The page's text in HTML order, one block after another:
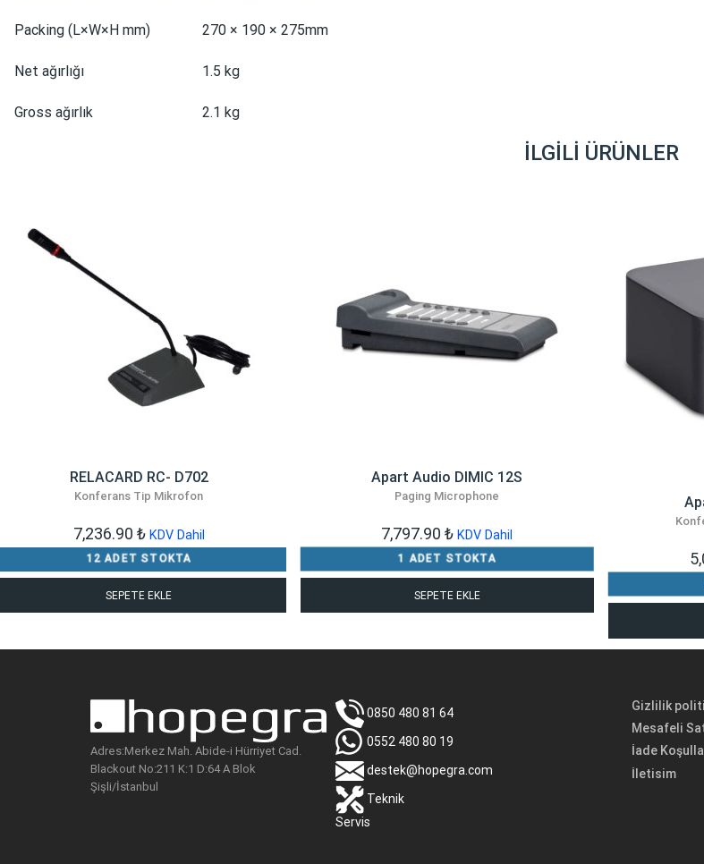
Packing (L×W×H mm) 270 × 190 × 275mm
Net ağırlığı 1.5 kg
Gross ağırlık 2.1 kg
İLGILI ÜRÜNLER
RELACARD RC- D702
Konferans Tip Mikrofon
7,236.90 ₺ KDV Dahil
12 ADET STOKTA
SEPETE EKLE
Apart Audio DIMIC 12S
Paging Microphone
7,797.90₺ KDV Dahil
1 ADET STOKTA
SEPETE EKLE
Adres:Merkez Mah. Abide-i Hürriyet Cad.
Blackout No:211 K:1 D:64 A Blok
Şişli/İstanbul
0850 480 81 64
0552 480 80 19
destek@hopegra.com
Teknik
Servis
Gizlilik
Mesafeli
İade
İletisim